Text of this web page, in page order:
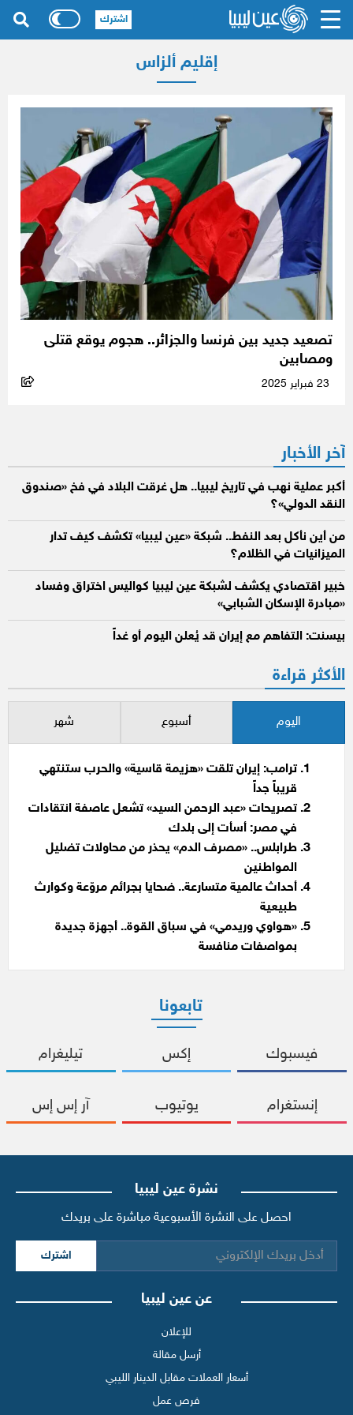
إقليم ألزاس
تصعيد جديد بين فرنسا والجزائر.. هجوم يوقع قتلى
ومصابين
آخر الأخبار
أكبر عملية نهب في تاريخ ليبيا.. هل غرقت البلاد في فخ «صندوق
النقد الدولي»؟
من أين نأكل بعد النفط.. شبكة «عين ليبيا» تكشف كيف تدار
الميزانيات في الظلام؟
خبير اقتصادي يكشف لشبكة عين ليبيا كواليس اختراق وفساد
«مبادرة الإسكان الشبابي»
بيسنت: التفاهم مع إيران قد يُعلن اليوم أو غداً
الأكثر قراءة
اليوم أسبوع شهر
ترامب: إيران تلقت «هزيمة قاسية» والحرب ستنتهي
قريباً جداً
تصريحات «عبد الرحمن السيد» تشعل عاصفة انتقادات
في مصر: أسأت إلى بلدك
طرابلس.. «مصرف الدم» يحذر من محاولات تضليل
المواطنين
أحداث عالمية متسارعة.. ضحايا بجرائم مروّعة وكوارث
طبيعية
«هواوي وريدمي» في سباق القوة.. أجهزة جديدة
بمواصفات منافسة
تابعونا
فيسبوك إكس تيليغرام
إنستغرام يوتيوب آر إس إس
نشرة عين ليبيا
احصل على النشرة الأسبوعية مباشرة على بريدك
اشترك
عن عين ليبيا
للإعلان
أرسل مقالة
أسعار العملات مقابل الدينار الليبي
فرص عمل
اشترك